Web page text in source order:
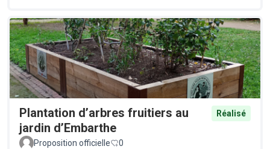
Plantation d’arbres fruitiers au
jardin d’Embarthe
Réalisé
Proposition officielle 0